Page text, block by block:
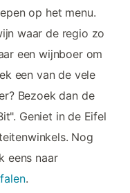
op het menu.
waar de regio zo
een wijnboer om
een van de vele
Bezoek dan de
Geniet in de Eifel
Nog
eens naar
.